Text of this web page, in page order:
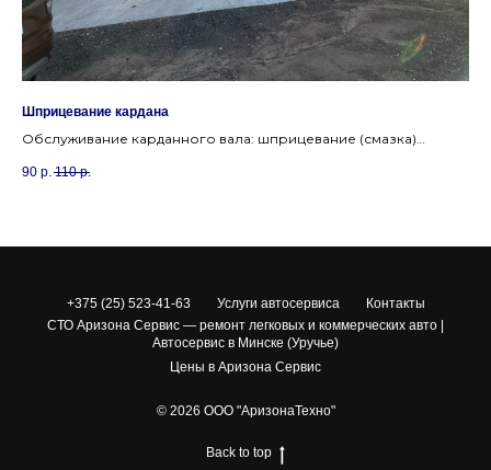
Шприцевание кардана
Обслуживание карданного вала: шприцевание (смазка)
90 р. 110 р.
+375 (25) 523-41-63 Услуги автосервиса
Контакты
СТО Аризона Сервис — ремонт легковых и коммерческих авто |
Автосервис в Минске (Уручье)
Цены в Аризона Сервис
© 2026 ООО "АризонаТехно"
Back to top